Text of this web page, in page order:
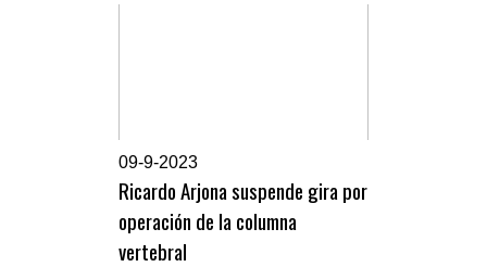
09-9-2023
Ricardo Arjona suspende gira por
operación de la columna
vertebral